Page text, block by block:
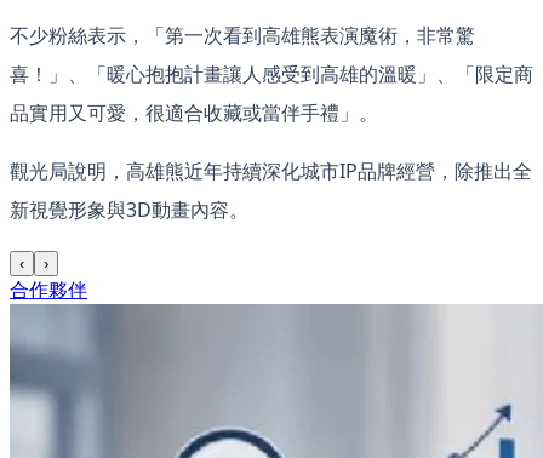
不少粉絲表示，「第一次看到高雄熊表演魔術，非常驚
喜！」、「暖心抱抱計畫讓人感受到高雄的溫暖」、「限定商
品實用又可愛，很適合收藏或當伴手禮」。
觀光局說明，高雄熊近年持續深化城市IP品牌經營，除推出全
新視覺形象與3D動畫內容。
‹ ›
合作夥伴